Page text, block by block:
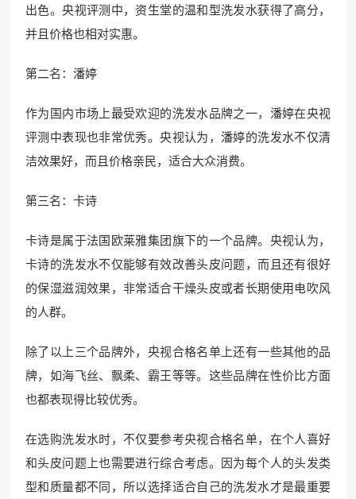
出色。央视评测中，资生堂的温和型洗发水获得了高分，
并且价格也相对实惠。
第二名：潘婷
作为国内市场上最受欢迎的洗发水品牌之一，潘婷在央视
评测中表现也非常优秀。央视认为，潘婷的洗发水不仅清
洁效果好，而且价格亲民，适合大众消费。
第三名：卡诗
卡诗是属于法国欧莱雅集团旗下的一个品牌。央视认为，
卡诗的洗发水不仅能够有效改善头皮问题，而且还有很好
的保湿滋润效果，非常适合干燥头皮或者长期使用电吹风
的人群。
除了以上三个品牌外，央视合格名单上还有一些其他的品
牌，如海飞丝、飘柔、霸王等等。这些品牌在性价比方面
也都表现得比较优秀。
在选购洗发水时，不仅要参考央视合格名单，在个人喜好
和头皮问题上也需要进行综合考虑。因为每个人的头发类
型和质量都不同，所以选择适合自己的洗发水才是最重要